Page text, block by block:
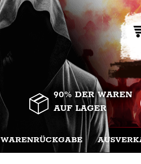
90% DER WAREN
AUF LAGER
WARENRÜCKGABE